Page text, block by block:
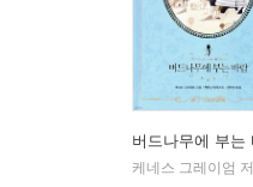
버드나무에 부는